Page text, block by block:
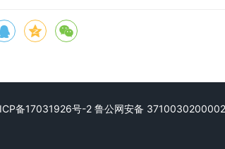
备17031926号-2 鲁公网安备